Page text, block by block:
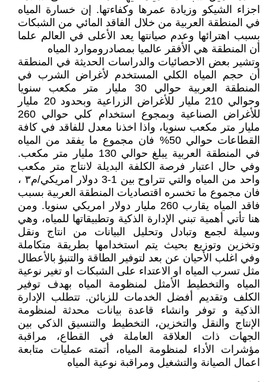
اجزاء الشيكو وزيادة عمرها وكفاءتها. إن خسارة المياه
في المنطقة العربية من خلال الفاقد المائي من الشبكات
بسبب اهترائها وعدم صيانتها يعد الأعلى في العالم علما
أن المنطقة هي الأفقر عالميا بمصادروموارد المياه
وتشير بعض الاحصائيات والدراسات الحديثة في المنطقة
أن حجم المياه الكلي المستخدم لأغراض الشرب في
المنطقة العربية حوالي 30 مليار متر مكعب سنويا
وحوالي 210 مليار للأغراض الزراعية وبحدود 20 مليار
للأغراض الصناعية وبمجوع استخدام كلي حوالي 260
مليار متر مكعب سنويا، واذا اخذنا معدل للفاقد في كافة
القطاعات حوالي 50% فان مجموع ما يفقد من المياه
في المنطقة العربية يبلغ حوالي 130 مليار متر مكعب.
وفي حال اعتبار فرصة الكلفة البديلة لانتاج متر مكعب
واحد من المياه والتي تتراوح بين 1-3 دولار امريكي/م٣ ،
فان مجموع ما تخسره اقتصاديات المنطقة العربية بسبب
فاقد المياه يقارب 260 مليار دولار امريكي سنويا. ومن
هنا تأتي أهمية تبني الإدارة الذكية وتطبيقاتها للمياه، وهي
وسيلة لجمع وتبادل وتحليل البيانات من انتاج ونقل
وتخزين وتوزيع بحيث يتم استخدامها بطريقة متكاملة
وفي اغلب الأحيان عن بعد لتوفير الطاقة والتنبؤ بالأعطال
مثل تسرب المياه او الاعتداء على الشبكات او تغير نوعية
المياه والتخطيط الأمثل لمنظومة المياه بهدف توفير
الكلف وتقديم أفضل الخدمات للزبائن. تتطلب الإدارة
الذكية و توفر وانشاء قاعدة بيانات محدثة لمنظومة
الإنتاج والنقل والتخزين، التخطيط والتنسيق الذكي بين
الجهات ذات العلاقة العاملة في القطاع، مراقبة
مؤشرات الأداء لمنظومة المياه، أتمته عمليات متابعة
اعمال الصيانة والتشغيل ومراقبة نوعية المياه